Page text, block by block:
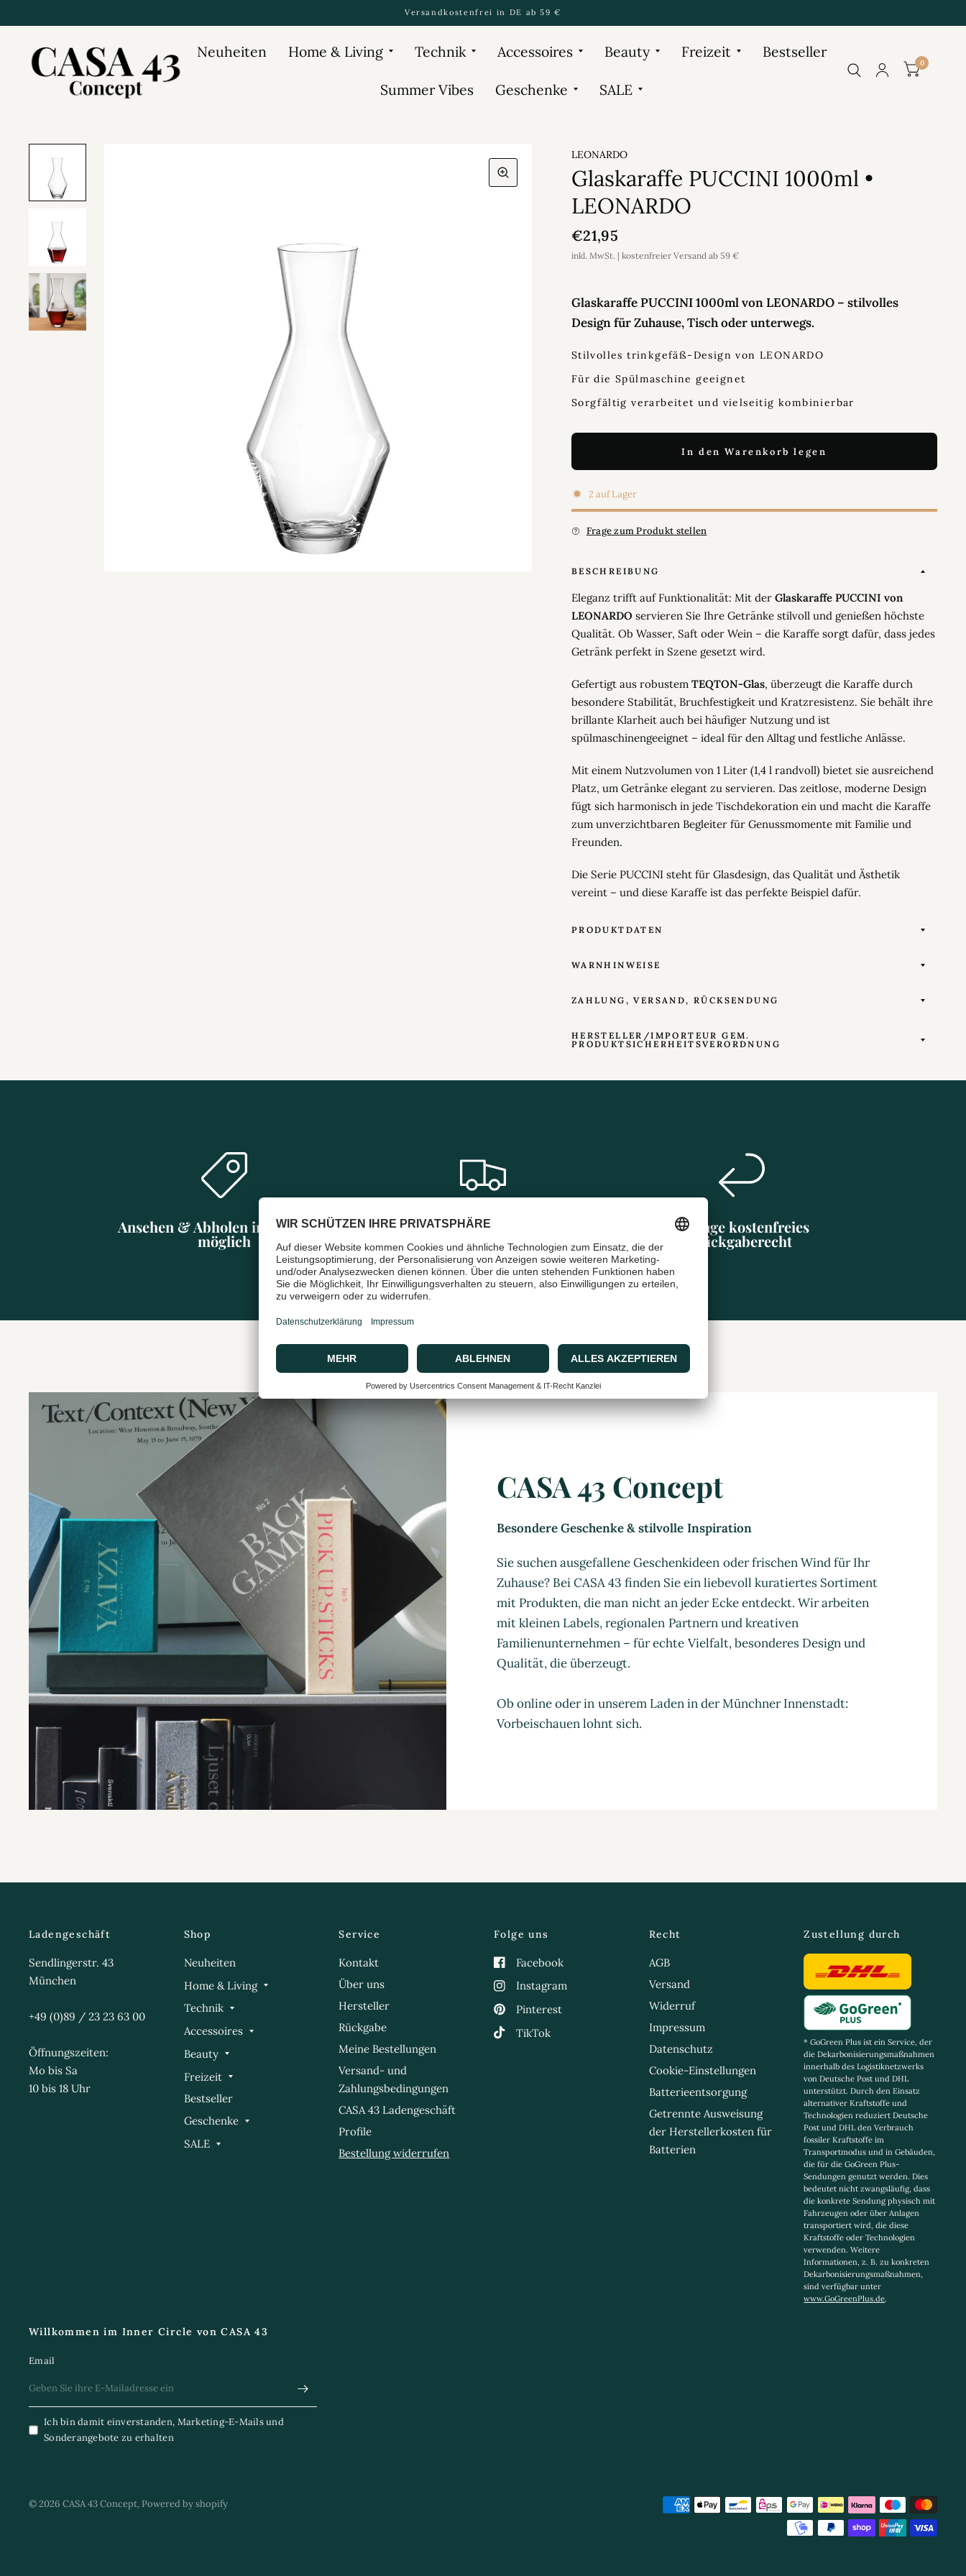
Versandkostenfrei in DE ab 59 €
Neuheiten Home & Living Technik Accessoires Beauty Freizeit Bestseller
Summer Vibes Geschenke SALE
0
LEONARDO
Glaskaraffe PUCCINI 1000ml •
LEONARDO
€21,95
inkl. MwSt. | kostenfreier Versand ab 59 €
Glaskaraffe PUCCINI 1000ml von LEONARDO – stilvolles
Design für Zuhause, Tisch oder unterwegs.
Stilvolles trinkgefäß-Design von LEONARDO
Für die Spülmaschine geeignet
Sorgfältig verarbeitet und vielseitig kombinierbar
In den Warenkorb legen
2 auf Lager
Frage zum Produkt stellen
BESCHREIBUNG
Eleganz trifft auf Funktionalität: Mit der Glaskaraffe PUCCINI von
LEONARDO servieren Sie Ihre Getränke stilvoll und genießen höchste
Qualität. Ob Wasser, Saft oder Wein – die Karaffe sorgt dafür, dass jedes
Getränk perfekt in Szene gesetzt wird.
Gefertigt aus robustem TEQTON-Glas, überzeugt die Karaffe durch
besondere Stabilität, Bruchfestigkeit und Kratzresistenz. Sie behält ihre
brillante Klarheit auch bei häufiger Nutzung und ist
spülmaschinengeeignet – ideal für den Alltag und festliche Anlässe.
Mit einem Nutzvolumen von 1 Liter (1,4 l randvoll) bietet sie ausreichend
Platz, um Getränke elegant zu servieren. Das zeitlose, moderne Design
fügt sich harmonisch in jede Tischdekoration ein und macht die Karaffe
zum unverzichtbaren Begleiter für Genussmomente mit Familie und
Freunden.
Die Serie PUCCINI steht für Glasdesign, das Qualität und Ästhetik
vereint – und diese Karaffe ist das perfekte Beispiel dafür.
PRODUKTDATEN
WARNHINWEISE
ZAHLUNG, VERSAND, RÜCKSENDUNG
HERSTELLER/IMPORTEUR GEM.
PRODUKTSICHERHEITSVERORDNUNG
Ansehen & Abholen in München
möglich
Schneller & sicherer Versand
mit DHL
30 Tage kostenfreies
Rückgaberecht
CASA 43 Concept
Besondere Geschenke & stilvolle Inspiration
Sie suchen ausgefallene Geschenkideen oder frischen Wind für Ihr
Zuhause? Bei CASA 43 finden Sie ein liebevoll kuratiertes Sortiment
mit Produkten, die man nicht an jeder Ecke entdeckt. Wir arbeiten
mit kleinen Labels, regionalen Partnern und kreativen
Familienunternehmen – für echte Vielfalt, besonderes Design und
Qualität, die überzeugt.
Ob online oder in unserem Laden in der Münchner Innenstadt:
Vorbeischauen lohnt sich.
Ladengeschäft
Sendlingerstr. 43
München
+49 (0)89 / 23 23 63 00
Öffnungszeiten:
Mo bis Sa
10 bis 18 Uhr
Shop
Neuheiten
Home & Living
Technik
Accessoires
Beauty
Freizeit
Bestseller
Geschenke
SALE
Service
Kontakt
Über uns
Hersteller
Rückgabe
Meine Bestellungen
Versand- und
Zahlungsbedingungen
CASA 43 Ladengeschäft
Profile
Bestellung widerrufen
Folge uns
Facebook
Instagram
Pinterest
TikTok
Recht
AGB
Versand
Widerruf
Impressum
Datenschutz
Cookie-Einstellungen
Batterieentsorgung
Getrennte Ausweisung
der Herstellerkosten für
Batterien
Zustellung durch
* GoGreen Plus ist ein Service, der
die Dekarbonisierungsmaßnahmen
innerhalb des Logistiknetzwerks
von Deutsche Post und DHL
unterstützt. Durch den Einsatz
alternativer Kraftstoffe und
Technologien reduziert Deutsche
Post und DHL den Verbrauch
fossiler Kraftstoffe im
Transportmodus und in Gebäuden,
die für die GoGreen Plus-
Sendungen genutzt werden. Dies
bedeutet nicht zwangsläufig, dass
die konkrete Sendung physisch mit
Fahrzeugen oder über Anlagen
transportiert wird, die diese
Kraftstoffe oder Technologien
verwenden. Weitere
Informationen, z. B. zu konkreten
Dekarbonisierungsmaßnahmen,
sind verfügbar unter
www.GoGreenPlus.de.
Willkommen im Inner Circle von CASA 43
Email
Ich bin damit einverstanden, Marketing-E-Mails und
Sonderangebote zu erhalten
© 2026 CASA 43 Concept, Powered by shopify